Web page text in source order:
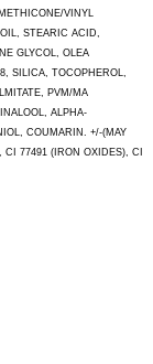
VINYL
STEARIC ACID,
GLYCOL, OLEA
SILICA, TOCOPHEROL,
PVM/MA
ALPHA-
COUMARIN. +/-(MAY
77491 (IRON OXIDES), CI